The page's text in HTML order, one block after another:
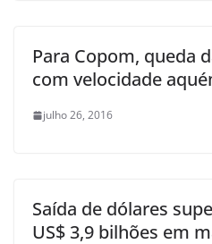
Para Copom, queda
com velocidade
julho 26, 2016
Saída de dólares
US$ 3,9 bilhões em